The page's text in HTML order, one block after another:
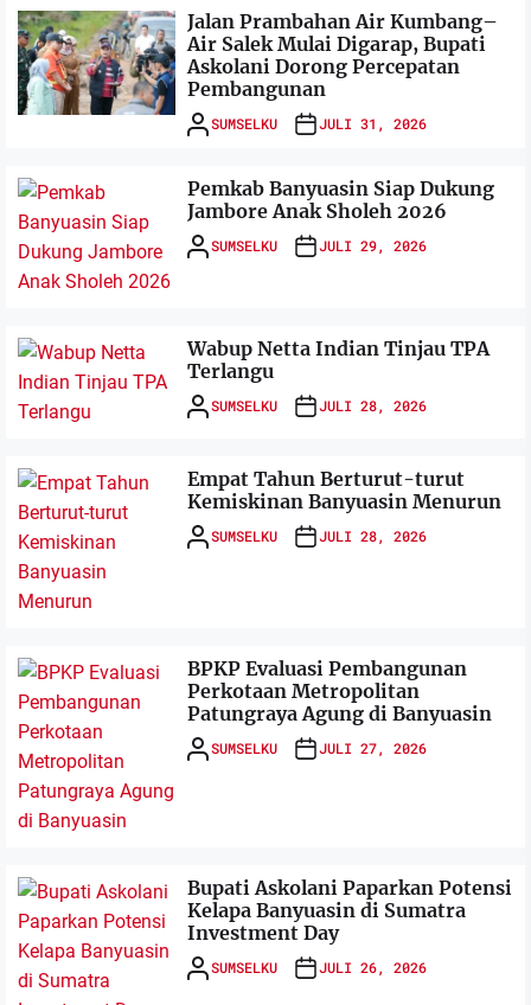
Jalan Prambahan Air Kumbang–
Air Salek Mulai Digarap, Bupati
Askolani Dorong Percepatan
Pembangunan
SUMSELKU JULI 31, 2026
Pemkab Banyuasin Siap Dukung
Jambore Anak Sholeh 2026
SUMSELKU JULI 29, 2026
Wabup Netta Indian Tinjau TPA
Terlangu
SUMSELKU JULI 28, 2026
Empat Tahun Berturut-turut
Kemiskinan Banyuasin Menurun
SUMSELKU JULI 28, 2026
BPKP Evaluasi Pembangunan
Perkotaan Metropolitan
Patungraya Agung di Banyuasin
SUMSELKU JULI 27, 2026
Bupati Askolani Paparkan Potensi
Kelapa Banyuasin di Sumatra
Investment Day
SUMSELKU JULI 26, 2026